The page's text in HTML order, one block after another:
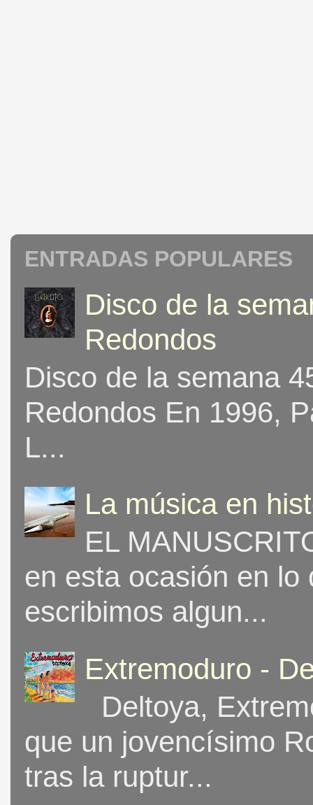
ENTRADAS POPULARES
Disco de la
Redondos
Disco de la semana
Redondos En 1996,
L...
La música en
EL
en esta ocasión en
escribimos algun...
Extremoduro -
Deltoya,
que un jovencísimo
tras la ruptur...